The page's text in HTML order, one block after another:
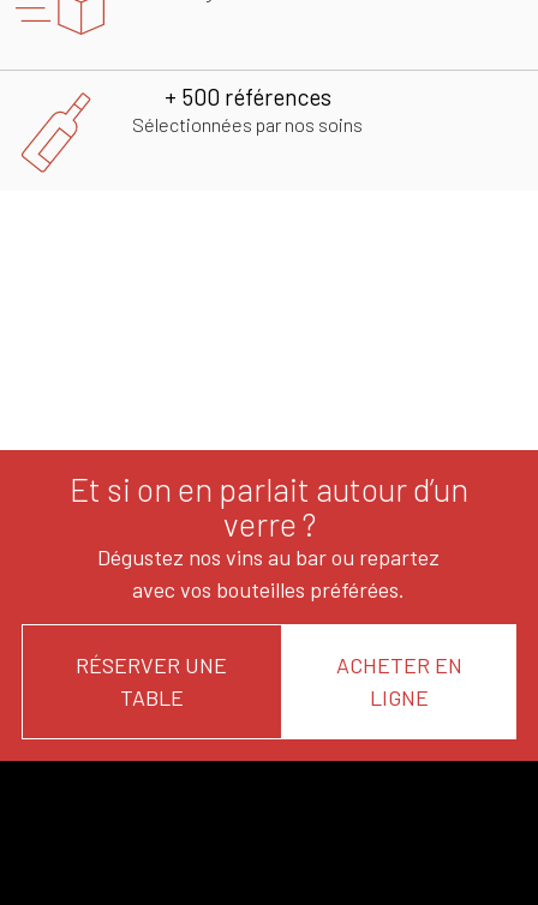
+ 500 références
Sélectionnées par nos soins
Et si on en parlait autour d’un
verre ?
Dégustez nos vins au bar ou repartez
avec vos bouteilles préférées.
RÉSERVER UNE
TABLE
ACHETER EN
LIGNE